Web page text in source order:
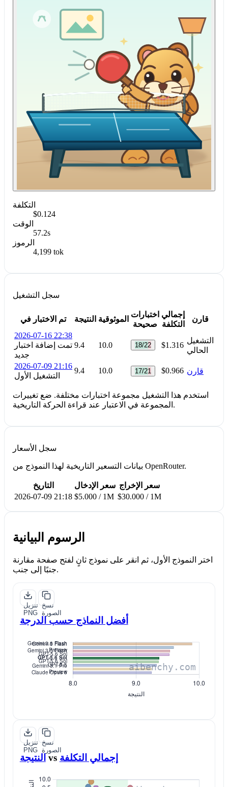
التكلفة
$0.124
الوقت
57.2s
الرموز
4,199 tok
سجل التشغيل
تم الاختبار في النتيجة الموثوقية
اختبارات
صحيحة
إجمالي
التكلفة
قارن
2026-07-16 22:38
تمت إضافة اختبار
جديد
9.4 10.0 18/22 $1.316
التشغيل
الحالي
2026-07-09 21:16
التشغيل الأول
9.4 10.0 17/21 $0.966 قارن
استخدم هذا التشغيل مجموعة اختبارات مختلفة. ضع تغييرات
المجموعة في الاعتبار عند قراءة الحركة التاريخية.
سجل الأسعار
بيانات التسعير التاريخية لهذا النموذج من OpenRouter.
التاريخ سعر الإدخال سعر الإخراج
2026-07-09 21:18 $5.000 / 1M $30.000 / 1M
الرسوم البيانية
اختر النموذج الأول، ثم انقر على نموذج ثانٍ لفتح صفحة مقارنة
جنبًا إلى جنب.
تنزيل
PNG
نسخ
الصورة
أفضل النماذج حسب الدرجة
تنزيل
PNG
نسخ
الصورة
النتيجة vs إجمالي التكلفة